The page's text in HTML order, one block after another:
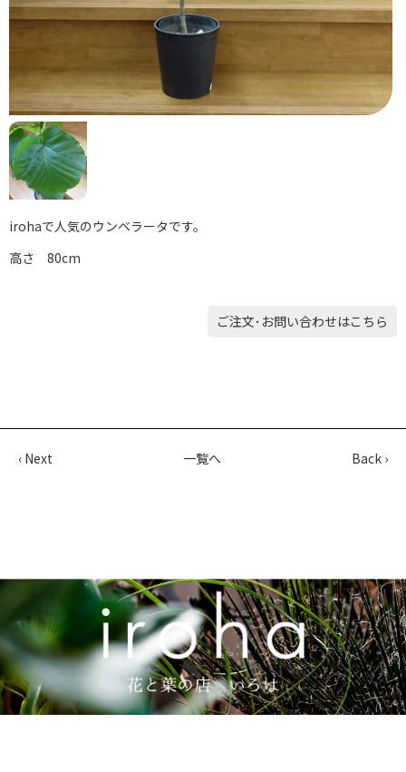
irohaで人気のウンベラータです。
高さ 80cm
ご注文･お問い合わせはこちら
‹ Next 一覧へ Back ›